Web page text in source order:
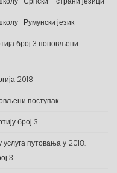
-Румунски језик
број 3 поновљени
2018
поступак
број 3
услуга путовања у 2018.
3